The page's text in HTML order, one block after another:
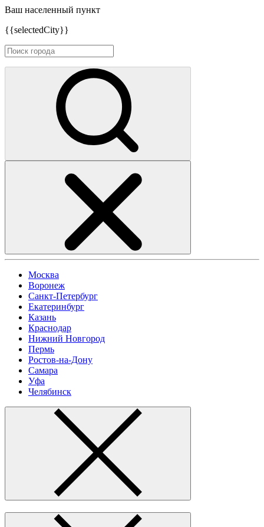
Ваш населенный пункт
{{selectedCity}}
Москва
Воронеж
Санкт-Петербург
Екатеринбург
Казань
Краснодар
Нижний Новгород
Пермь
Ростов-на-Дону
Самара
Уфа
Челябинск